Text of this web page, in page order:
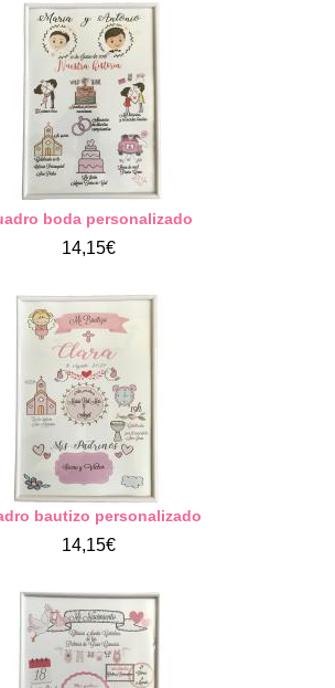
boda personalizado
14,15€
bautizo personalizado
14,15€